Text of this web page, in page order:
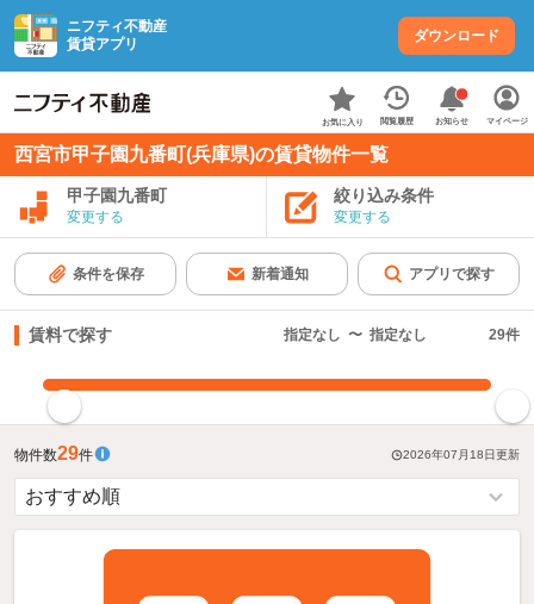
ニフティ不動産
賃貸アプリ
ダウンロード
お気に入り 閲覧履歴 お知らせ マイページ
西宮市甲子園九番町(兵庫県)の賃貸物件一覧
甲子園九番町
変更する
絞り込み条件
変更する
条件を保存 新着通知 アプリで探す
賃料で探す 指定なし 〜 指定なし 29件
物件数29件 2026年07月18日更新